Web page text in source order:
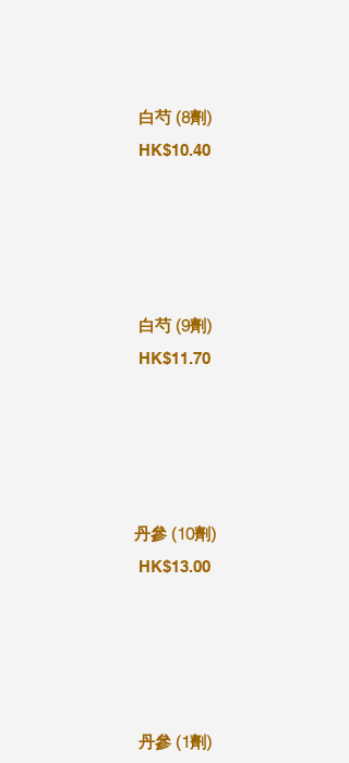
白芍 (8劑)
HK$10.40
白芍 (9劑)
HK$11.70
丹參 (10劑)
HK$13.00
丹參 (1劑)